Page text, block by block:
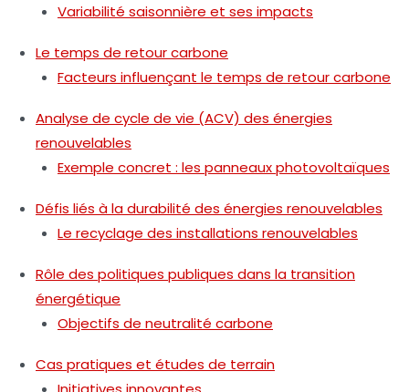
Variabilité saisonnière et ses impacts
Le temps de retour carbone
Facteurs influençant le temps de retour carbone
Analyse de cycle de vie (ACV) des énergies
renouvelables
Exemple concret : les panneaux photovoltaïques
Défis liés à la durabilité des énergies renouvelables
Le recyclage des installations renouvelables
Rôle des politiques publiques dans la transition
énergétique
Objectifs de neutralité carbone
Cas pratiques et études de terrain